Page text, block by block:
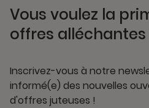
Vous voulez la
offres alléchantes
Inscrivez-vous à notre
informé(e) des nouvelles
d'offres juteuses !